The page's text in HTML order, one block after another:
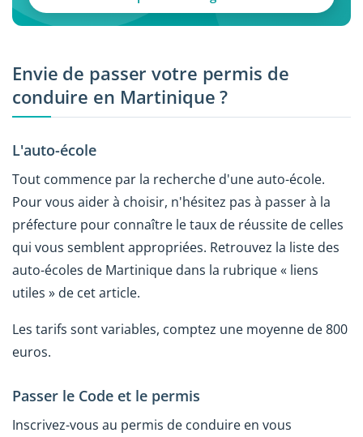
Envie de passer votre permis de
conduire en Martinique ?
L'auto-école
Tout commence par la recherche d'une auto-école.
Pour vous aider à choisir, n'hésitez pas à passer à la
préfecture pour connaître le taux de réussite de celles
qui vous semblent appropriées. Retrouvez la liste des
auto-écoles de Martinique dans la rubrique « liens
utiles » de cet article.
Les tarifs sont variables, comptez une moyenne de 800
euros.
Passer le Code et le permis
Inscrivez-vous au permis de conduire en vous